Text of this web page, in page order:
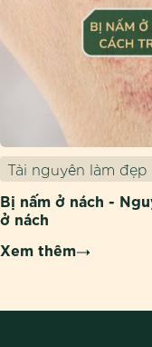
Tài nguyên làm đẹp
Bị nấm ở nách -
ở nách
Xem thêm